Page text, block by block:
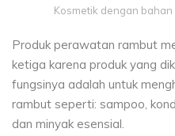
Kosmetik dengan
Produk perawatan rambut
ketiga karena produk yang
fungsinya adalah untuk
rambut seperti: sampoo,
dan minyak esensial.